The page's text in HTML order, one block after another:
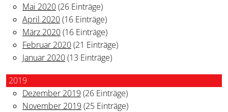
Mai 2020(26 Einträge)
April 2020(16 Einträge)
März 2020(16 Einträge)
Februar 2020(21 Einträge)
Januar 2020(13 Einträge)
2019
Dezember 2019 (26 Einträge)
November 2019 (25 Einträge)